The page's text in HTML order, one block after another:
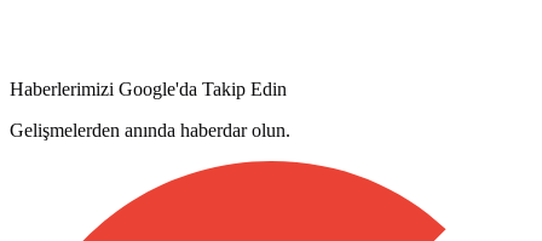
Haberlerimizi Google'da Takip Edin
Gelişmelerden anında haberdar olun.